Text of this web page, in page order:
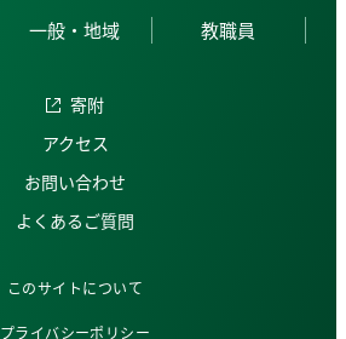
一般・地域 教職員
寄附
アクセス
お問い合わせ
よくあるご質問
このサイトについて
プライバシーポリシー